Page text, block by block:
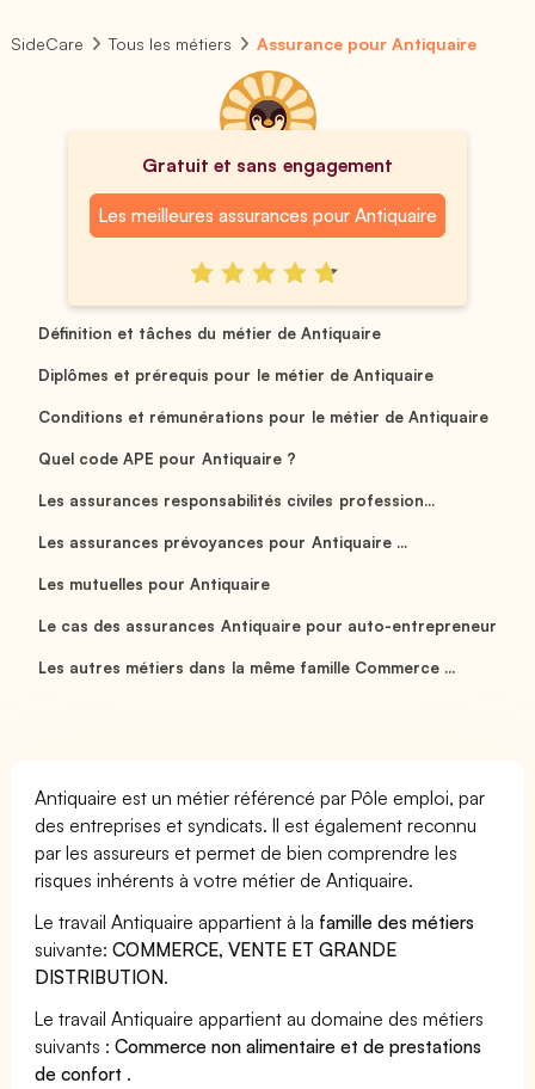
SideCare Tous les métiers Assurance pour Antiquaire
Gratuit et sans engagement
Les meilleures assurances pour Antiquaire
Définition et tâches du métier de Antiquaire
Diplômes et prérequis pour le métier de Antiquaire
Conditions et rémunérations pour le métier de Antiquaire
Quel code APE pour Antiquaire ?
Les assurances responsabilités civiles profession...
Les assurances prévoyances pour Antiquaire ...
Les mutuelles pour Antiquaire
Le cas des assurances Antiquaire pour auto-entrepreneur
Les autres métiers dans la même famille Commerce ...
Antiquaire est un métier référencé par Pôle emploi, par
des entreprises et syndicats. Il est également reconnu
par les assureurs et permet de bien comprendre les
risques inhérents à votre métier de Antiquaire.
Le travail Antiquaire appartient à la famille des métiers
suivante:COMMERCE, VENTE ET GRANDE
DISTRIBUTION.
Le travail Antiquaire appartient au domaine des métiers
suivants :Commerce non alimentaire et de prestations
de confort .